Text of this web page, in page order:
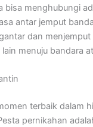
bisa menghubungi
antar jemput
dan menjemput
menuju bandara
terbaik dalam
pernikahan